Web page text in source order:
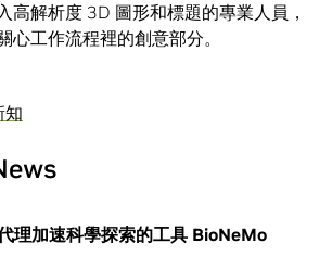
高解析度 3D 圖形和標題的專業人員，
心工作流程裡的創意部分。
知
理加速科學探索的工具 BioNeMo